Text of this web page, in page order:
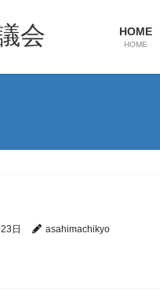
会 HOME
HOME
日 asahimachikyo